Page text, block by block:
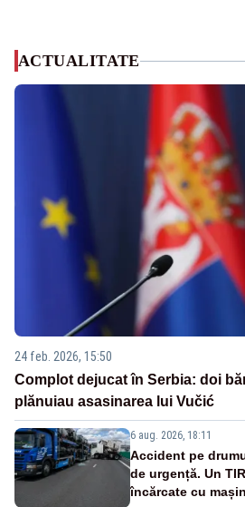
ACTUALITATE
24 feb. 2026, 15:50
Complot dejucat în Serbia: doi
plănuiau asasinarea lui Vučić
6 aug. 2026, 18:11
Accident pe
de urgență. Un
încărcate cu